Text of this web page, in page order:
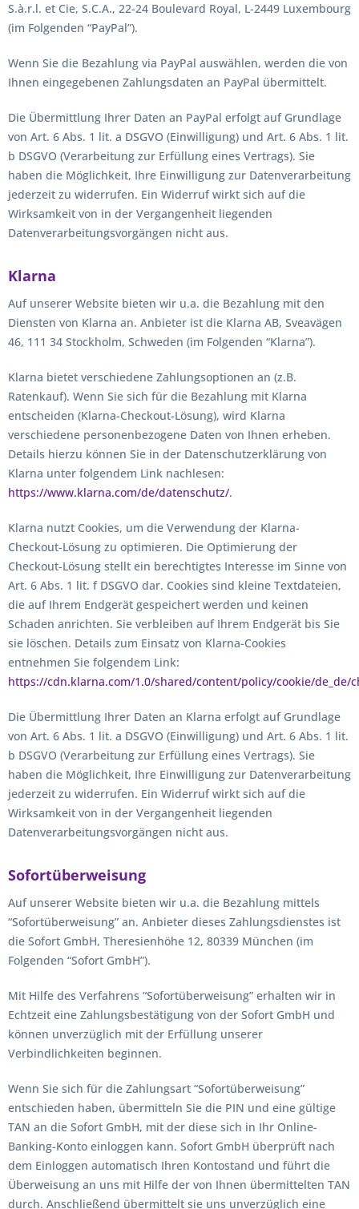
S.à.r.l. et Cie, S.C.A., 22-24 Boulevard Royal, L-2449 Luxembourg
(im Folgenden “PayPal”).
Wenn Sie die Bezahlung via PayPal auswählen, werden die von
Ihnen eingegebenen Zahlungsdaten an PayPal übermittelt.
Die Übermittlung Ihrer Daten an PayPal erfolgt auf Grundlage
von Art. 6 Abs. 1 lit. a DSGVO (Einwilligung) und Art. 6 Abs. 1 lit.
b DSGVO (Verarbeitung zur Erfüllung eines Vertrags). Sie
haben die Möglichkeit, Ihre Einwilligung zur Datenverarbeitung
jederzeit zu widerrufen. Ein Widerruf wirkt sich auf die
Wirksamkeit von in der Vergangenheit liegenden
Datenverarbeitungsvorgängen nicht aus.
Klarna
Auf unserer Website bieten wir u.a. die Bezahlung mit den
Diensten von Klarna an. Anbieter ist die Klarna AB, Sveavägen
46, 111 34 Stockholm, Schweden (im Folgenden “Klarna”).
Klarna bietet verschiedene Zahlungsoptionen an (z.B.
Ratenkauf). Wenn Sie sich für die Bezahlung mit Klarna
entscheiden (Klarna-Checkout-Lösung), wird Klarna
verschiedene personenbezogene Daten von Ihnen erheben.
Details hierzu können Sie in der Datenschutzerklärung von
Klarna unter folgendem Link nachlesen:
https://www.klarna.com/de/datenschutz/.
Klarna nutzt Cookies, um die Verwendung der Klarna-
Checkout-Lösung zu optimieren. Die Optimierung der
Checkout-Lösung stellt ein berechtigtes Interesse im Sinne von
Art. 6 Abs. 1 lit. f DSGVO dar. Cookies sind kleine Textdateien,
die auf Ihrem Endgerät gespeichert werden und keinen
Schaden anrichten. Sie verbleiben auf Ihrem Endgerät bis Sie
sie löschen. Details zum Einsatz von Klarna-Cookies
entnehmen Sie folgendem Link:
https://cdn.klarna.com/1.0/shared/content/policy/cookie/de_de/
Die Übermittlung Ihrer Daten an Klarna erfolgt auf Grundlage
von Art. 6 Abs. 1 lit. a DSGVO (Einwilligung) und Art. 6 Abs. 1 lit.
b DSGVO (Verarbeitung zur Erfüllung eines Vertrags). Sie
haben die Möglichkeit, Ihre Einwilligung zur Datenverarbeitung
jederzeit zu widerrufen. Ein Widerruf wirkt sich auf die
Wirksamkeit von in der Vergangenheit liegenden
Datenverarbeitungsvorgängen nicht aus.
Sofortüberweisung
Auf unserer Website bieten wir u.a. die Bezahlung mittels
“Sofortüberweisung” an. Anbieter dieses Zahlungsdienstes ist
die Sofort GmbH, Theresienhöhe 12, 80339 München (im
Folgenden “Sofort GmbH”).
Mit Hilfe des Verfahrens “Sofortüberweisung” erhalten wir in
Echtzeit eine Zahlungsbestätigung von der Sofort GmbH und
können unverzüglich mit der Erfüllung unserer
Verbindlichkeiten beginnen.
Wenn Sie sich für die Zahlungsart “Sofortüberweisung”
entschieden haben, übermitteln Sie die PIN und eine gültige
TAN an die Sofort GmbH, mit der diese sich in Ihr Online-
Banking-Konto einloggen kann. Sofort GmbH überprüft nach
dem Einloggen automatisch Ihren Kontostand und führt die
Überweisung an uns mit Hilfe der von Ihnen übermittelten TAN
durch. Anschließend übermittelt sie uns unverzüglich eine